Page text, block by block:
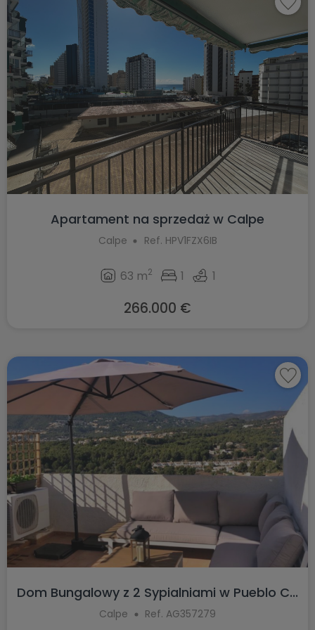
Apartament na sprzedaż w Calpe
Calpe Ref. HPV1FZX6IB
63 m2 1 1
266.000 €
Dom Bungalowy z 2 Sypialniami w Pueblo C...
Calpe Ref. AG357279